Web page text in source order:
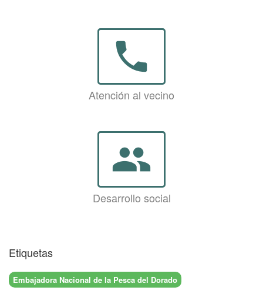
phone
Atención al vecino
group
Desarrollo social
Etiquetas
Embajadora Nacional de la Pesca del Dorado